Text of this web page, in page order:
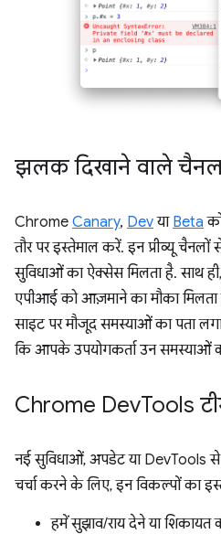
झलक दिखाने वाले चैनल
Chrome Canary, Devया Beta
तौर पर इस्तेमाल करें. इन प्रीव्यू
सुविधाओं का ऐक्सेस मिलता है. साथ
एपीआई को आज़माने का मौका
साइट पर मौजूद समस्याओं का पता
कि आपके उपयोगकर्ता उन समस्याओं
Chrome DevTools
नई सुविधाओं, अपडेट या DevTools
चर्चा करने के लिए, इन विकल्पों का
हमें सुझाव/राय देने या